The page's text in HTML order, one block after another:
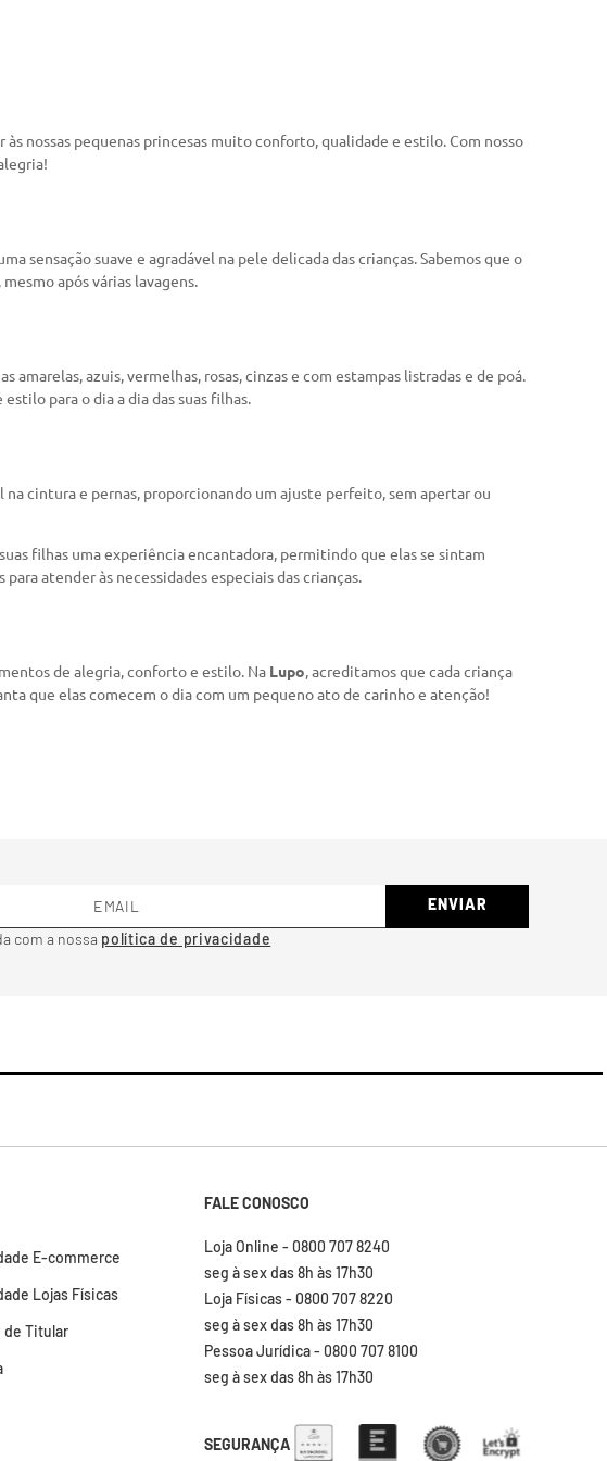
nossas pequenas princesas muito conforto, qualidade e estilo. Com nosso
sensação suave e agradável na pele delicada das crianças. Sabemos que o
após várias lavagens.
azuis, vermelhas, rosas, cinzas e com estampas listradas e de poá.
para o dia a dia das suas filhas.
cintura e pernas, proporcionando um ajuste perfeito, sem apertar ou
filhas uma experiência encantadora, permitindo que elas se sintam
atender às necessidades especiais das crianças.
de alegria, conforto e estilo. Na Lupo, acreditamos que cada criança
que elas comecem o dia com um pequeno ato de carinho e atenção!
com a nossa
ENVIAR
E-commerce
Lojas Físicas
de Titular
FALE CONOSCO
Loja Online - 0800 707 8240
seg à sex das 8h às 17h30
Loja Físicas - 0800 707 8220
seg à sex das 8h às 17h30
Pessoa Jurídica - 0800 707 8100
seg à sex das 8h às 17h30
SEGURANÇA